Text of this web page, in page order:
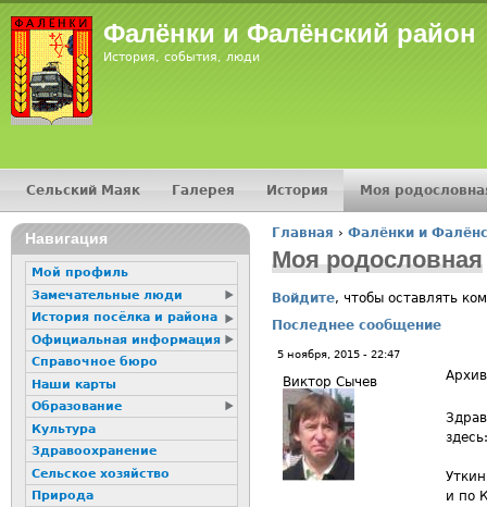
Фалёнки и Фалёнский район
История, события, люди
Вы здесь
Главная › Фалёнки и
Моя родословная
Войдите, чтобы оставлять
Последнее сообщение
5 ноября, 2015 - 22:47
Виктор Сычев Архив
и по
Главное меню
Сельский Маяк Галерея История Моя
16+
Навигация
Мой профиль
Замечательные люди
История посёлка и района
Официальная информация
Справочное бюро
Наши карты
Образование
Культура
Здравоохранение
Сельское хозяйство
Природа